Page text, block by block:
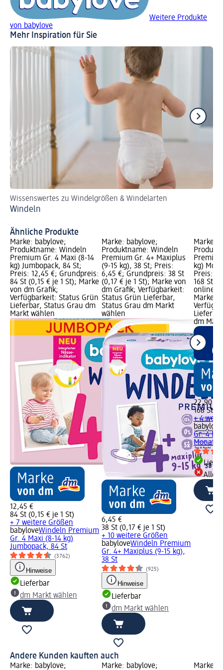
Weitere Produkte
von babylove
Mehr Inspiration für Sie
Wissenswertes zu Windelgrößen & Windelarten
Windeln
Ähnliche Produkte
Marke: babylove;
Produktname: Windeln
Premium Gr. 4 Maxi (8-14
kg) Jumbopack, 84 St;
Preis: 12,45 €; Grundpreis:
84 St (0,15 € je 1 St); Marke
von dm Grafik;
Verfügbarkeit: Status Grün
Lieferbar, Status Grau dm
Markt wählen
12,45 €
84 St (0,15 € je 1 St)
+ 7 weitere Größen
babyloveWindeln Premium
Gr. 4 Maxi (8-14 kg)
Jumbopack, 84 St
(3762)
Hinweise
Lieferbar
dm Markt wählen
Marke: babylove;
Produktname: Windeln
Premium Gr. 4+ Maxiplus
(9-15 kg), 38 St; Preis:
6,45 €; Grundpreis: 38 St
(0,17 € je 1 St); Marke von
dm Grafik; Verfügbarkeit:
Status Grün Lieferbar,
Status Grau dm Markt
wählen
6,45 €
38 St (0,17 € je 1 St)
+ 10 weitere Größen
babyloveWindeln Premium
Gr. 4+ Maxiplus (9-15 kg),
38 St
(925)
Hinweise
Lieferbar
dm Markt wählen
Marke:
kg)
Preis:
168 St
online
Marke
dm
22,90 €
168 St
+ 4
babylove
Gr. 4
Alle
Andere Kunden kauften auch
Marke: babylove; Marke: babylove; Marke: